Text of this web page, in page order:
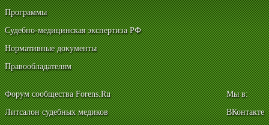
Программы
Судебно-медицинская экспертиза РФ
Нормативные документы
Правообладателям
Форум сообщества Forens.Ru
Литсалон судебных медиков
Мы в:
ВКонтакте